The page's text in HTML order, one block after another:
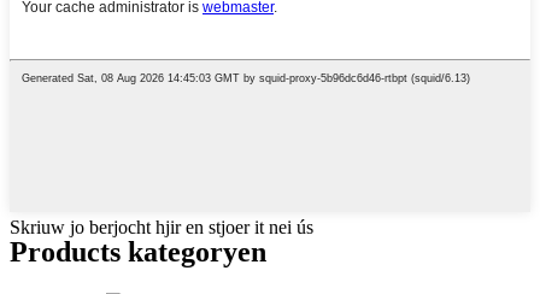
Skriuw jo berjocht hjir en stjoer it nei ús
Products kategoryen